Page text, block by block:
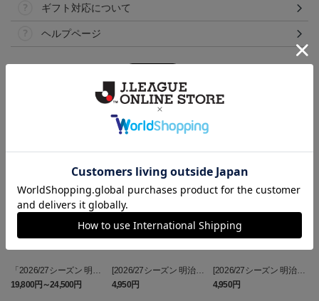
ギフト対応について
ヘルプページ
「2026/27シーズン 明治
安田J3リーグ」オーセン
ティックユニフォームFP
19,800円～24,500円
[2026/27シーズン 明治安
田J3リーグ]ベビーユニフ
ォーム上下セット(FP1st
4,950円
[2026/27シーズン 明治安
田J3リーグ]ドッグシャツ
小型犬用(FP1stデザイン)
4,950円